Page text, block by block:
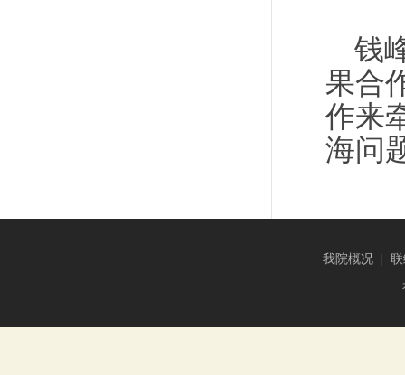
钱
果合
作来
海问
我院概况